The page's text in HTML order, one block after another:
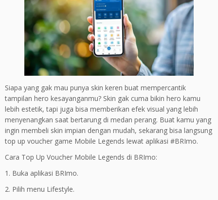
Siapa yang gak mau punya skin keren buat mempercantik
tampilan hero kesayanganmu? Skin gak cuma bikin hero kamu
lebih estetik, tapi juga bisa memberikan efek visual yang lebih
menyenangkan saat bertarung di medan perang. Buat kamu yang
ingin membeli skin impian dengan mudah, sekarang bisa langsung
top up voucher game Mobile Legends lewat aplikasi #BRImo.
Cara Top Up Voucher Mobile Legends di BRImo:
1. Buka aplikasi BRImo.
2. Pilih menu Lifestyle.